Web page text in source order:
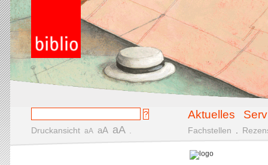
Aktuelles
Druckansicht aA aA aA Fachstellen